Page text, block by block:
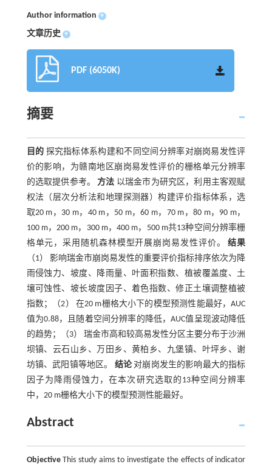
Author information +
文章历史 +
PDF (6050K)
摘要
目的 探究指标体系构建和不同空间分辨率对崩岗易发性评
价的影响，为赣南地区崩岗易发性评价的栅格单元分辨率
的选取提供参考。方法 以瑞金市为研究区，利用主客观赋
权法（层次分析法和地理探测器）构建评价指标体系，选
取20 m，30 m，40 m，50 m，60 m，70 m，80 m，90 m，
100 m，200 m，300 m，400 m，500 m共13种空间分辨率栅
格单元，采用随机森林模型开展崩岗易发性评价。结果
（1） 影响瑞金市崩岗易发性的重要评价指标排序依次为降
雨侵蚀力、坡度、降雨量、叶面积指数、植被覆盖度、土
壤可蚀性、坡长坡度因子、着色指数、修正土壤调整植被
指数；（2） 在20 m栅格大小下的模型预测性能最好，AUC
值为0.88，且随着空间分辨率的降低，AUC值呈现波动降低
的趋势；（3） 瑞金市高和较高易发性分区主要分布于沙洲
坝镇、云石山乡、万田乡、黄柏乡、九堡镇、叶坪乡、谢
坊镇、武阳镇等地区。 结论对崩岗发生的影响最大的指标
因子为降雨侵蚀力，在本次研究选取的13种空间分辨率
中，20 m栅格大小下的模型预测性能最好。
Abstract
ObjectiveThis study aims to investigate the effects of indicator